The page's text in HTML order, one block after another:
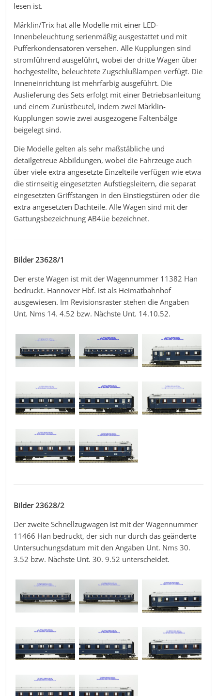
lesen ist.
Märklin/Trix hat alle Modelle mit einer LED-
Innenbeleuchtung serienmäßig ausgestattet und mit
Pufferkondensatoren versehen. Alle Kupplungen sind
stromführend ausgeführt, wobei der dritte Wagen über
hochgestellte, beleuchtete Zugschlußlampen verfügt. Die
Inneneinrichtung ist mehrfarbig ausgeführt. Die
Auslieferung des Sets erfolgt mit einer Betriebsanleitung
und einem Zurüstbeutel, indem zwei Märklin-
Kupplungen sowie zwei ausgezogene Faltenbälge
beigelegt sind.
Die Modelle gelten als sehr maßstäbliche und
detailgetreue Abbildungen, wobei die Fahrzeuge auch
über viele extra angesetzte Einzelteile verfügen wie etwa
die stirnseitig eingesetzten Aufstiegsleitern, die separat
eingesetzten Griffstangen in den Einstiegstüren oder die
extra angesetzten Dachteile. Alle Wagen sind mit der
Gattungsbezeichnung AB4üe bezeichnet.
Bilder 23628/1
Der erste Wagen ist mit der Wagennummer 11382 Han
bedruckt. Hannover Hbf. ist als Heimatbahnhof
ausgewiesen. Im Revisionsraster stehen die Angaben
Unt. Nms 14. 4.52 bzw. Nächste Unt. 14.10.52.
Bilder 23628/2
Der zweite Schnellzugwagen ist mit der Wagennummer
11466 Han bedruckt, der sich nur durch das geänderte
Untersuchungsdatum mit den Angaben Unt. Nms 30.
3.52 bzw. Nächste Unt. 30. 9.52 unterscheidet.